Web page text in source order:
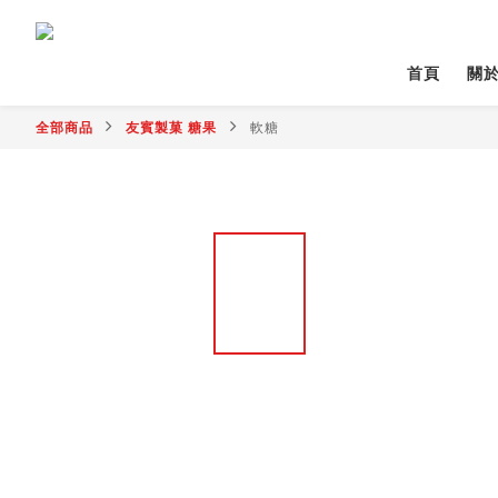
首頁 關
全部商品 友賓製菓 糖果 軟糖